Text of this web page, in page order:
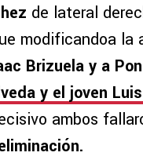
de lateral
modificandoa la
Brizuela y a
y el joven
ambos